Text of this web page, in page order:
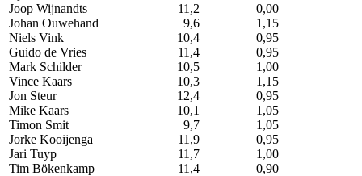
Joop Wijnandts
11,2
0,00
Johan Ouwehand
9,6
1,15
Niels Vink
10,4
0,95
Guido de Vries
11,4
0,95
Mark Schilder
10,5
1,00
Vince Kaars
10,3
1,15
Jon Steur
12,4
0,95
Mike Kaars
10,1
1,05
Timon Smit
9,7
1,05
Jorke Kooijenga
11,9
0,95
Jari Tuyp
11,7
1,00
Tim Bökenkamp
11,4 0,90